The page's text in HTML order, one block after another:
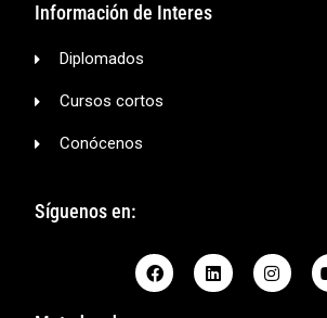
Información de Interes
Diplomados
Cursos cortos
Conócenos
Síguenos en: